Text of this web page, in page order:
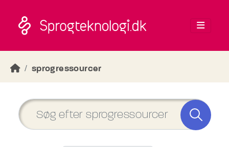
sprogressourcer